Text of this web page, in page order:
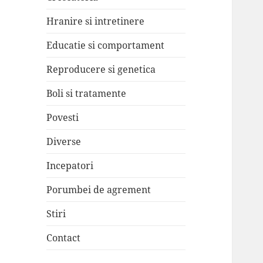
Hranire si intretinere
Educatie si comportament
Reproducere si genetica
Boli si tratamente
Povesti
Diverse
Incepatori
Porumbei de agrement
Stiri
Contact